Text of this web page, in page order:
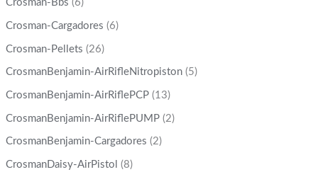
Crosman-Bbs (6)
Crosman-Cargadores (6)
Crosman-Pellets (26)
CrosmanBenjamin-AirRifleNitropiston (5)
CrosmanBenjamin-AirRiflePCP (13)
CrosmanBenjamin-AirRiflePUMP (2)
CrosmanBenjamin-Cargadores (2)
CrosmanDaisy-AirPistol (8)